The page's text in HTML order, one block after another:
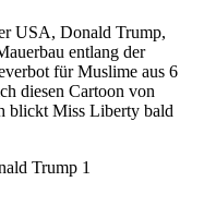
USA, Donald Trump,
entlang der
für Muslime aus 6
diesen Cartoon von
blickt Miss Liberty bald